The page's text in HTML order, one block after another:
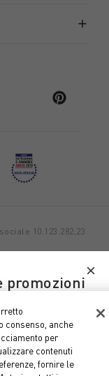
promozioni
PRIMO
10.123.282,23
Privacy
consenso, anche
per
contenuti
fornire le